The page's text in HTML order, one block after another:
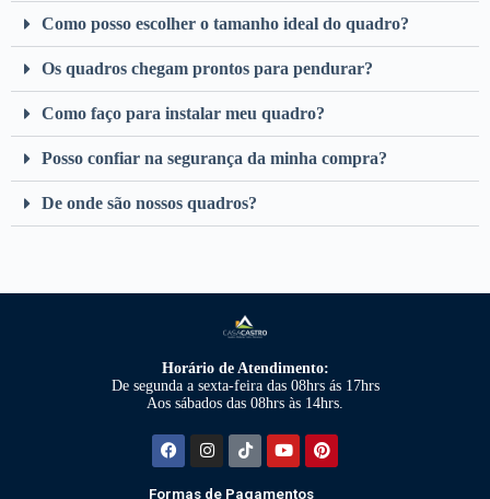
Como posso escolher o tamanho ideal do quadro?
Os quadros chegam prontos para pendurar?
Como faço para instalar meu quadro?
Posso confiar na segurança da minha compra?
De onde são nossos quadros?
Horário de Atendimento:
De segunda a sexta-feira das 08hrs ás 17hrs
Aos sábados das 08hrs às 14hrs.
Formas de Pagamentos